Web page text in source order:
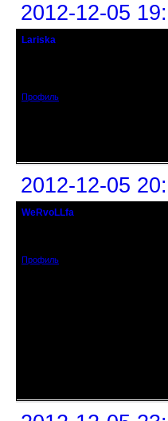
2012-12-05
Lariska
Профиль
2012-12-05
WeRvoLLfa
Профиль